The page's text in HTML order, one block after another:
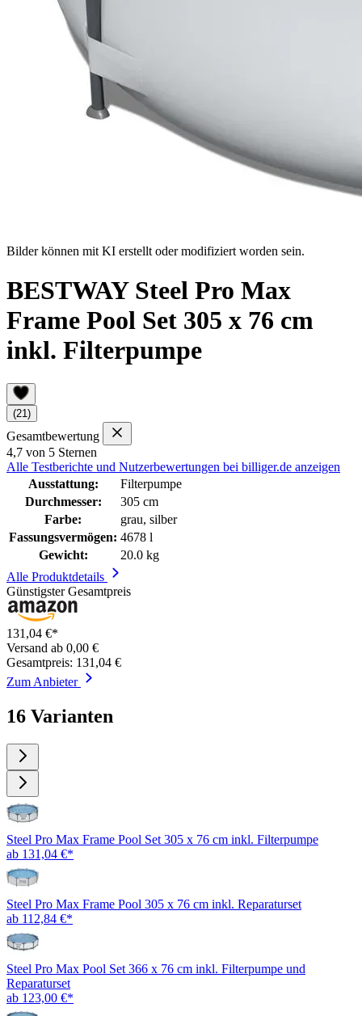
Bilder können mit KI erstellt oder modifiziert worden sein.
BESTWAY Steel Pro Max
Frame Pool Set 305 x 76 cm
inkl. Filterpumpe
(21)
Gesamtbewertung
4,7 von 5 Sternen
Alle Testberichte und Nutzerbewertungen bei billiger.de anzeigen
Ausstattung:
Filterpumpe
Durchmesser:
305 cm
Farbe:
grau, silber
Fassungsvermögen: 4678 l
Gewicht:
20.0 kg
Alle Produktdetails
Günstigster Gesamtpreis
131,04 €*
Versand ab 0,00 €
Gesamtpreis: 131,04 €
Zum Anbieter
16 Varianten
Steel Pro Max Frame Pool Set 305 x 76 cm inkl. Filterpumpe
ab 131,04 €*
Steel Pro Max Frame Pool 305 x 76 cm inkl. Reparaturset
ab 112,84 €*
Steel Pro Max Pool Set 366 x 76 cm inkl. Filterpumpe und
Reparaturset
ab 123,00 €*